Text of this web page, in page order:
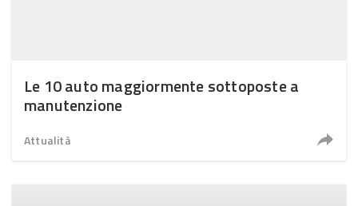
Le 10 auto maggiormente sottoposte a
manutenzione
Attualità